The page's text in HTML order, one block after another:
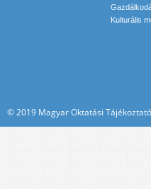
Kulturális
© 2019 Magyar Oktatási